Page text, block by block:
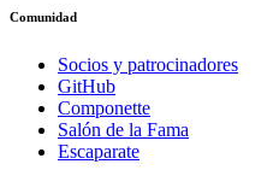
Comunidad
Socios y patrocinadores
GitHub
Componette
Salón de la Fama
Escaparate